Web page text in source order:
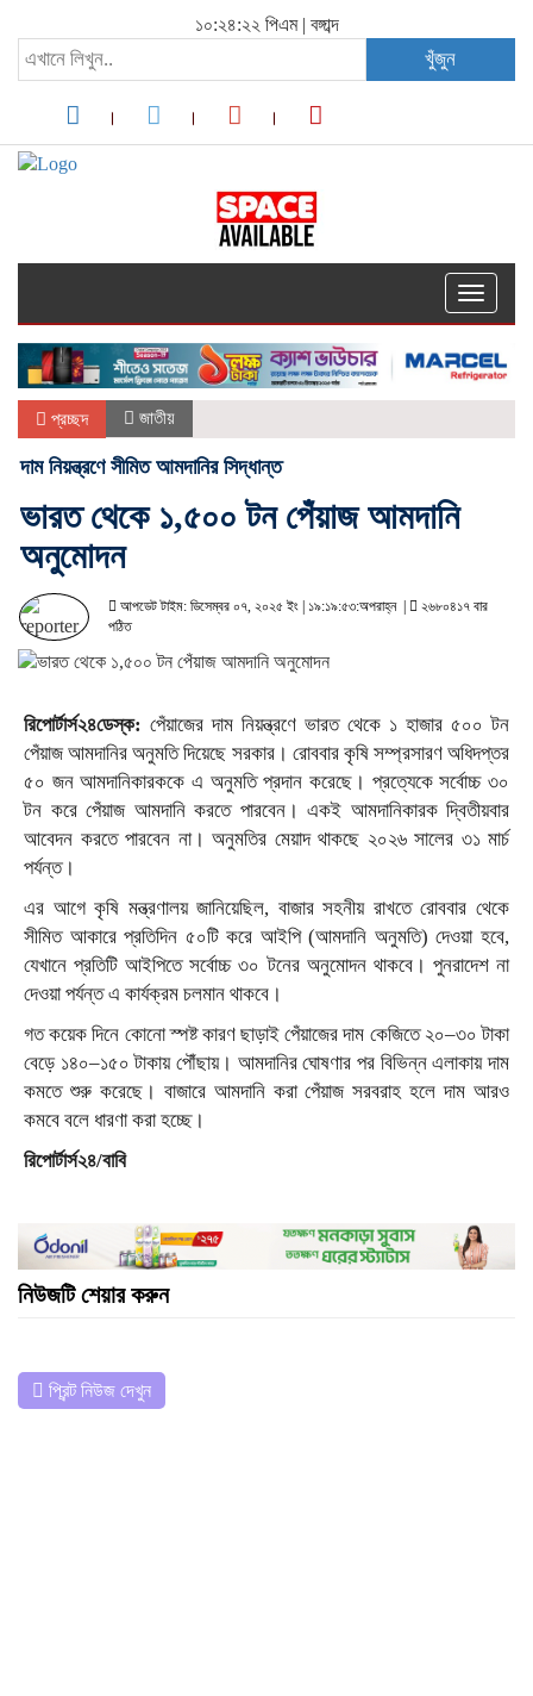
১০:২৪:২২ পিএম| বঙ্গাব্দ
খুঁজুন
Toggle
প্রচ্ছদ জাতীয়
দাম নিয়ন্ত্রণে সীমিত আমদানির সিদ্ধান্ত
ভারত থেকে ১,৫০০ টন পেঁয়াজ আমদানি
অনুমোদন
আপডেট টাইম: ডিসেম্বর ০৭, ২০২৫ ইং | ১৯:১৯:৫৩:অপরাহ্ন |
২৬৮০৪১৭ বার
পঠিত
রিপোর্টার্স২৪ডেস্ক: পেঁয়াজের দাম নিয়ন্ত্রণে ভারত থেকে ১ হাজার ৫০০ টন
পেঁয়াজ আমদানির অনুমতি দিয়েছে সরকার। রোববার কৃষি সম্প্রসারণ অধিদপ্তর
৫০ জন আমদানিকারককে এ অনুমতি প্রদান করেছে। প্রত্যেকে সর্বোচ্চ ৩০
টন করে পেঁয়াজ আমদানি করতে পারবেন। একই আমদানিকারক দ্বিতীয়বার
আবেদন করতে পারবেন না। অনুমতির মেয়াদ থাকছে ২০২৬ সালের ৩১ মার্চ
পর্যন্ত।
এর আগে কৃষি মন্ত্রণালয় জানিয়েছিল, বাজার সহনীয় রাখতে রোববার থেকে
সীমিত আকারে প্রতিদিন ৫০টি করে আইপি (আমদানি অনুমতি) দেওয়া হবে,
যেখানে প্রতিটি আইপিতে সর্বোচ্চ ৩০ টনের অনুমোদন থাকবে। পুনরাদেশ না
দেওয়া পর্যন্ত এ কার্যক্রম চলমান থাকবে।
গত কয়েক দিনে কোনো স্পষ্ট কারণ ছাড়াই পেঁয়াজের দাম কেজিতে ২০–৩০ টাকা
বেড়ে ১৪০–১৫০ টাকায় পৌঁছায়। আমদানির ঘোষণার পর বিভিন্ন এলাকায় দাম
কমতে শুরু করেছে। বাজারে আমদানি করা পেঁয়াজ সরবরাহ হলে দাম আরও
কমবে বলে ধারণা করা হচ্ছে।
রিপোর্টার্স২৪/বাবি
নিউজটি শেয়ার করুন
প্রিন্ট নিউজ দেখুন